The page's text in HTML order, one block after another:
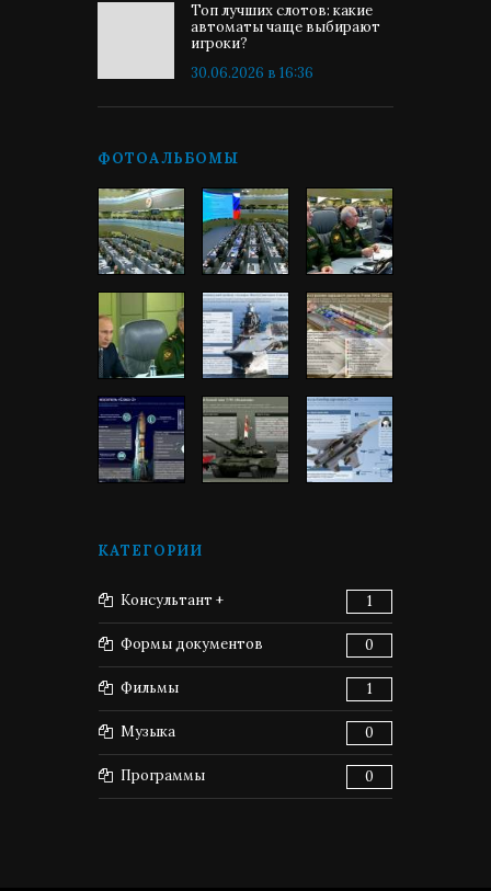
Топ лучших слотов: какие
автоматы чаще выбирают
игроки?
30.06.2026 в 16:36
ФОТОАЛЬБОМЫ
КАТЕГОРИИ
Консультант + 1
Формы документов 0
Фильмы 1
Музыка 0
Программы 0